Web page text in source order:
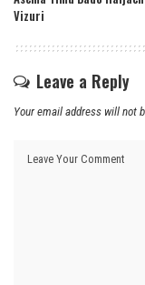
Vizuri
Leave a Reply
Your email address will not